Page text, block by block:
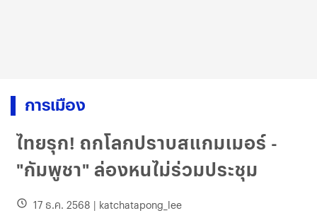
การเมือง
ไทยรุก! ถกโลกปราบสแกมเมอร์ -
"กัมพูชา" ล่องหนไม่ร่วมประชุม
17 ธ.ค. 2568 | katchatapong_lee